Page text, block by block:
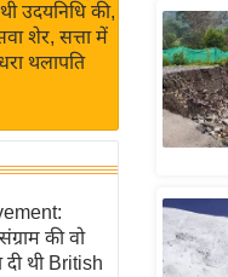
उदयनिधि की,
शेर, सत्ता में
थलापति
की वो
दी थी British